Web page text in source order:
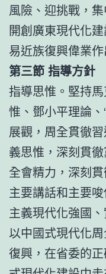
風險、迎挑戰，
開創廣東現代化
易近族復興偉業
第三節 指導方針
指導思惟。堅持
惟、鄧小平理論
展觀，周全貫徹
義思惟，深刻貫
全會精力，深刻
主要講話和主要
主義現代化強國
以中國式現代化
復興，在省委的